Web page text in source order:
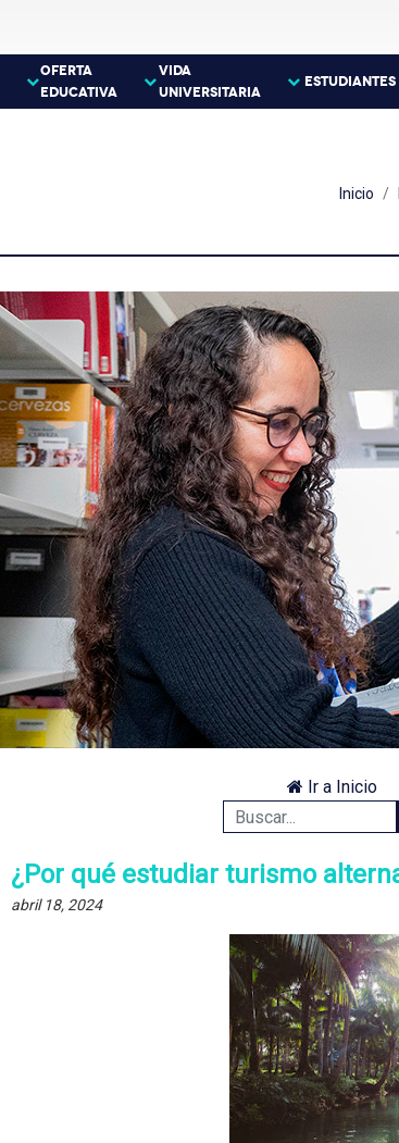
OFERTA
EDUCATIVA
VIDA
UNIVERSITARIA
ESTUDIANTES
Inicio
Ir a Inicio
¿Por qué estudiar turismo
abril 18, 2024